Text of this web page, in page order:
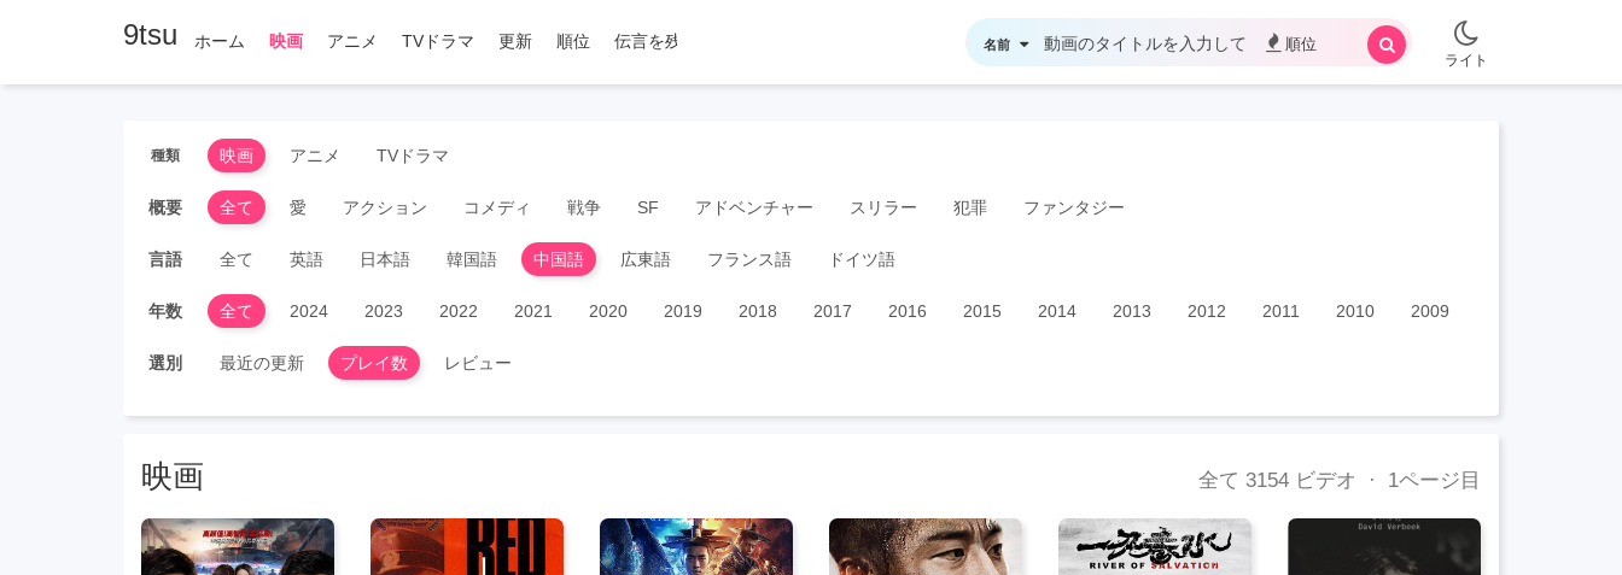
9tsu ホーム 映画 アニメ TVドラマ 更新 順位 伝言を残す
ライト
名前 順位
種類 映画 アニメ TVドラマ
概要 全て 愛 アクション コメディ 戦争 SF アドベンチャー スリラー 犯罪 ファンタジー
言語 全て 英語 日本語 韓国語 中国語 広東語 フランス語 ドイツ語
年数 全て 2024 2023 2022 2021 2020 2019 2018 2017 2016 2015 2014 2013 2012 2011 2010 2009
選別 最近の更新 プレイ数 レビュー
映画 全て 3154 ビデオ · 1ページ目